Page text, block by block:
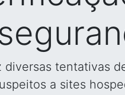
diversas tentativas
a sites